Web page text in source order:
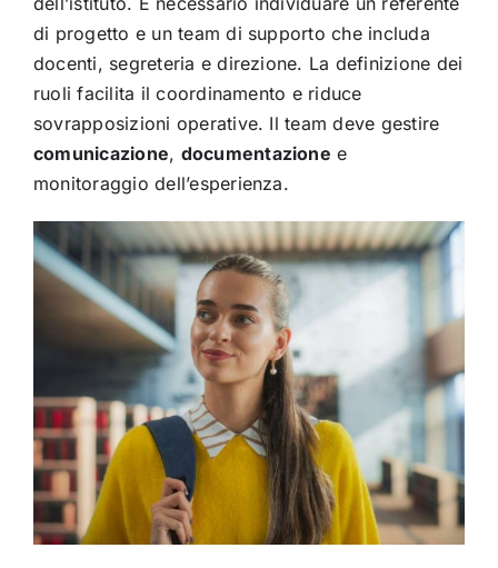
di progetto e un team di supporto che includa
docenti, segreteria e direzione. La definizione dei
ruoli facilita il coordinamento e riduce
sovrapposizioni operative. Il team deve gestire
comunicazione, documentazione e
monitoraggio dell’esperienza.